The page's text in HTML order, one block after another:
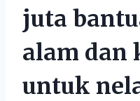
juta
alam dan
untuk